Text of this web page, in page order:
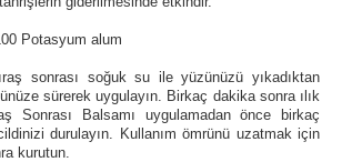
Potasyum alum
sonrası soğuk su ile yüzünüzü yıkadıktan
sürerek uygulayın. Birkaç dakika sonra ılık
Sonrası Balsamı uygulamadan önce birkaç
durulayın. Kullanım ömrünü uzatmak için
kurutun.